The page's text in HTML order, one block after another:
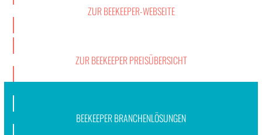
ZUR BEE­KEEP­ER-WEB­SEITE
ZUR BEE­KEEP­ER PREISÜBER­SICHT
BEE­KEEP­ER BRANCHEN­LÖ­SUN­GEN